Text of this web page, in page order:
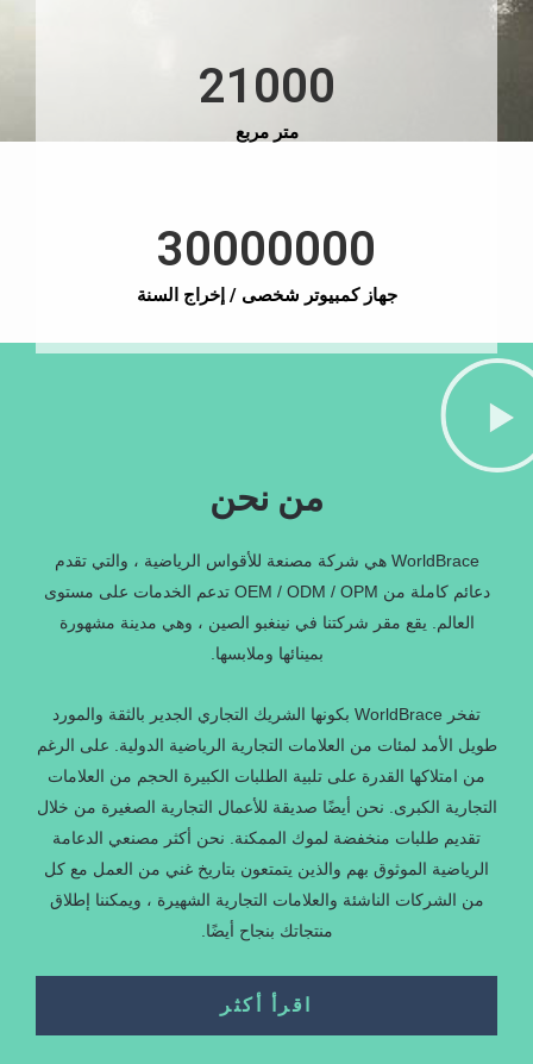
متر مربع
21000
جهاز كمبيوتر شخصى / إخراج السنة
30000000
من نحن
WorldBrace هي شركة مصنعة للأقواس الرياضية ، والتي تقدم
دعائم كاملة من OEM / ODM / OPM تدعم الخدمات على مستوى
العالم. يقع مقر شركتنا في نينغبو الصين ، وهي مدينة مشهورة
بمينائها وملابسها.
تفخر WorldBrace بكونها الشريك التجاري الجدير بالثقة والمورد
طويل الأمد لمئات من العلامات التجارية الرياضية الدولية. على الرغم
من امتلاكها القدرة على تلبية الطلبات الكبيرة الحجم من العلامات
التجارية الكبرى. نحن أيضًا صديقة للأعمال التجارية الصغيرة من خلال
تقديم طلبات منخفضة لموك الممكنة. نحن أكثر مصنعي الدعامة
الرياضية الموثوق بهم والذين يتمتعون بتاريخ غني من العمل مع كل
من الشركات الناشئة والعلامات التجارية الشهيرة ، ويمكننا إطلاق
منتجاتك بنجاح أيضًا.
اقرأ أكثر